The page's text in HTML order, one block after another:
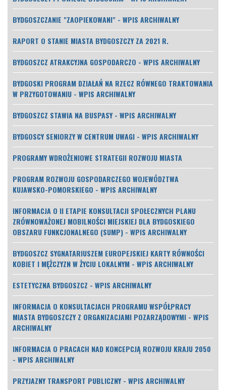
BYDGOSZCZANIE "ZAOPIEKOWANI" - WPIS ARCHIWALNY
RAPORT O STANIE MIASTA BYDGOSZCZY ZA 2021 R.
BYDGOSZCZ ATRAKCYJNA GOSPODARCZO - WPIS ARCHIWALNY
BYDGOSKI PROGRAM DZIAŁAŃ NA RZECZ RÓWNEGO TRAKTOWANIA
W PRZYGOTOWANIU - WPIS ARCHIWALNY
BYDGOSZCZ STAWIA NA BUSPASY - WPIS ARCHIWALNY
BYDGOSCY SENIORZY W CENTRUM UWAGI - WPIS ARCHIWALNY
PROGRAMY WDROŻENIOWE STRATEGII ROZWOJU MIASTA
PROGRAM ROZWOJU GOSPODARCZEGO WOJEWÓDZTWA
KUJAWSKO-POMORSKIEGO - WPIS ARCHIWALNY
INFORMACJA O II ETAPIE KONSULTACJI SPOŁECZNYCH PLANU
ZRÓWNOWAŻONEJ MOBILNOŚCI MIEJSKIEJ DLA BYDGOSKIEGO
OBSZARU FUNKCJONALNEGO (SUMP) - WPIS ARCHIWALNY
BYDGOSZCZ SYGNATARIUSZEM EUROPEJSKIEJ KARTY RÓWNOŚCI
KOBIET I MĘŻCZYZN W ŻYCIU LOKALNYM - WPIS ARCHIWALNY
ESTETYCZNA BYDGOSZCZ - WPIS ARCHIWALNY
INFORMACJA O KONSULTACJACH PROGRAMU WSPÓŁPRACY
MIASTA BYDGOSZCZY Z ORGANIZACJAMI POZARZĄDOWYMI - WPIS
ARCHIWALNY
INFORMACJA O PRACACH NAD KONCEPCJĄ ROZWOJU KRAJU 2050
- WPIS ARCHIWALNY
PRZYJAZNY TRANSPORT PUBLICZNY - WPIS ARCHIWALNY